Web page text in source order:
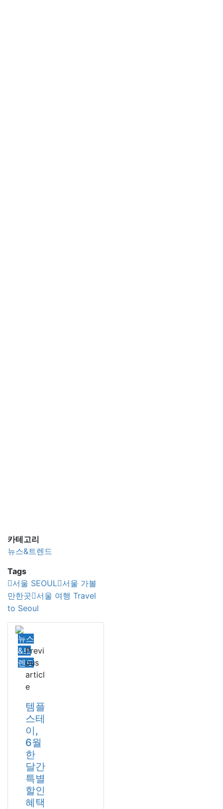
카테고리
뉴스&트렌드
Tags
서울 SEOUL 서울 가볼
만한곳 서울 여행 Travel
to Seoul
뉴스
&트
렌드
Previ
ous
articl
e
템플
스테
이,
6월
한
달간
특별
할인
혜택